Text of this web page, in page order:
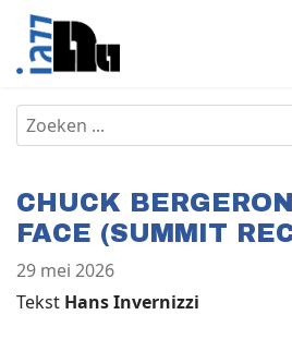
CHUCK
FACE (SUMMIT
29 mei 2026
Tekst Hans Invernizzi